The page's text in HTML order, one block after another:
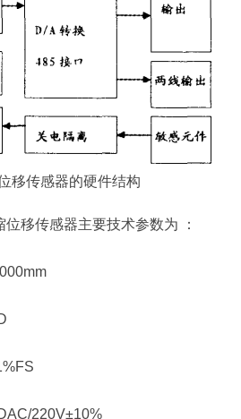
移传感器的硬件结构
移传感器主要技术参数为 ：
220V±10%